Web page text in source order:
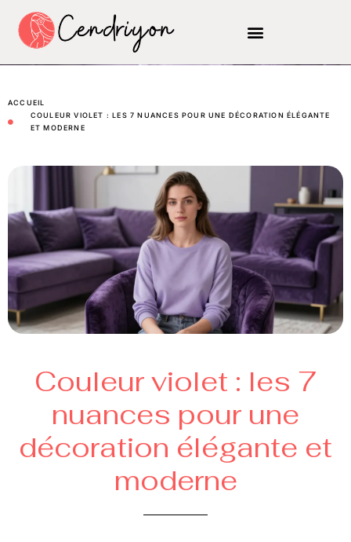
ACCUEIL
COULEUR VIOLET : LES 7 NUANCES POUR UNE DÉCORATION ÉLÉGANTE
ET MODERNE
Couleur violet : les 7
nuances pour une
décoration élégante et
moderne